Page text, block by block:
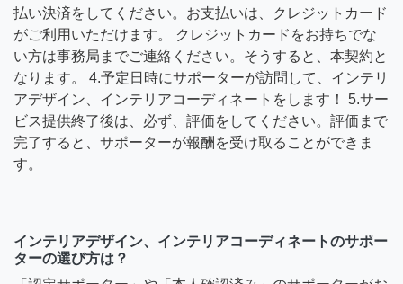
払い決済をしてください。お支払いは、クレジットカード
がご利用いただけます。 クレジットカードをお持ちでな
い方は事務局までご連絡ください。そうすると、本契約と
なります。 4.予定日時にサポーターが訪問して、インテリ
アデザイン、インテリアコーディネートをします！ 5.サー
ビス提供終了後は、必ず、評価をしてください。評価まで
完了すると、サポーターが報酬を受け取ることができま
す。
インテリアデザイン、インテリアコーディネートのサポー
ターの選び方は？